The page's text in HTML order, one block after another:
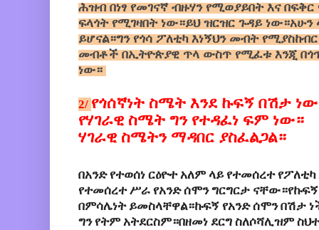
ሕዝብ በነፃ የመገናኛ ብዙሃን የሚወያይበት እና
ፍላጎት የሚገዛበት ነው።ይህ ዝርዝር ጉዳይ
ይሆናል።ግን የጎሳ ፖለቲካ እነኝህን መብት
መብቶች በኢትዮጵያዊ ጥላ ውስጥ የሚፈቱ እንጂ
ነው።
2/ የጎሰኛነት ስሜት እንደ ኩፍኝ በሽታ
የሃገራዊ ስሜት ግን የተዳፈነ ፍም ነው።
ሃገራዊ ስሜትን ማዳበር ያስፈልጋል።
በአንድ የተወሰነ ርዕዮተ አለም ላይ የተመሰረተ የፖለቲካ
የተመሰረተ ሥራ የአንድ ሰሞን ግርግርታ ናቸው።የኩፍኝ
በምሳሌነት ይመስላቸዋል።ኩፍኝ የአንድ ሰሞን በሽታ
ግን የትም አትደርስም።በዘመነ ደርግ ስለሶሻሊዝም